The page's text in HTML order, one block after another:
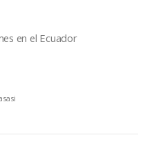
en el Ecuador